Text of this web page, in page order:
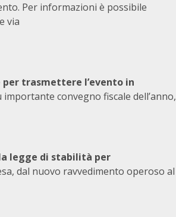
Per informazioni è possibile
via
trasmettere l’evento in
importante convegno fiscale dell’anno,
legge di stabilità per
dal nuovo ravvedimento operoso al